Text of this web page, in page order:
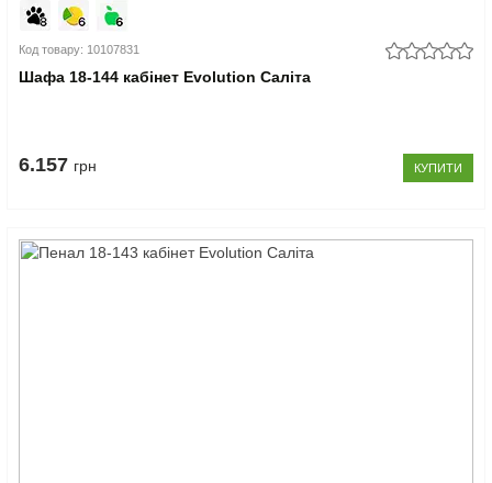
Код товару: 10107831
Шафа 18-144 кабінет Evolution Саліта
6.157 грн КУПИТИ